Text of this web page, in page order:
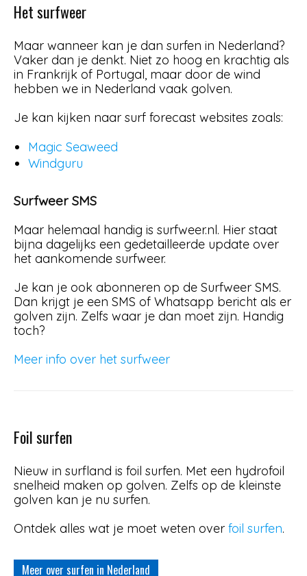
Het surfweer
Maar wanneer kan je dan surfen in Nederland?
Vaker dan je denkt. Niet zo hoog en krachtig als
in Frankrijk of Portugal, maar door de wind
hebben we in Nederland vaak golven.
Je kan kijken naar surf forecast websites zoals:
Magic Seaweed
Windguru
Surfweer SMS
Maar helemaal handig is surfweer.nl. Hier staat
bijna dagelijks een gedetailleerde update over
het aankomende surfweer.
Je kan je ook abonneren op de Surfweer SMS.
Dan krijgt je een SMS of Whatsapp bericht als er
golven zijn. Zelfs waar je dan moet zijn. Handig
toch?
Meer info over het surfweer
Foil surfen
Nieuw in surfland is foil surfen. Met een hydrofoil
snelheid maken op golven. Zelfs op de kleinste
golven kan je nu surfen.
Ontdek alles wat je moet weten over foil surfen.
Meer over surfen in Nederland